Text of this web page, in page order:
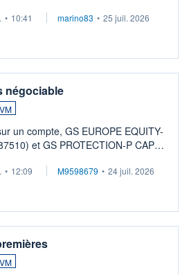
• 10:41 marino83 • 25 juil. 2026
négociable
un compte, GS EUROPE EQUITY-
et GS PROTECTION-P CAP
on me signale ...
• 12:09 M9598679 • 24 juil. 2026